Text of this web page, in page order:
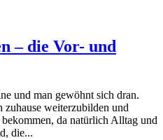
– die Vor- und
und man gewöhnt sich dran.
zuhause weiterzubilden und
da natürlich Alltag und
die...